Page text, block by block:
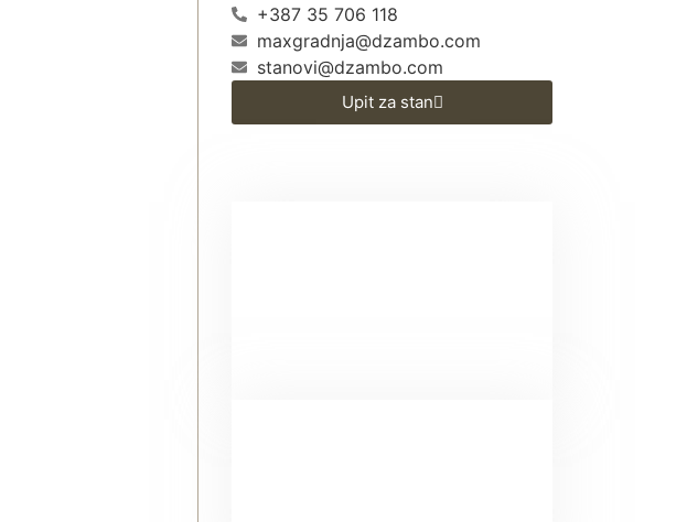
+387 35 706 118
maxgradnja@dzambo.com
stanovi@dzambo.com
Upit za stan